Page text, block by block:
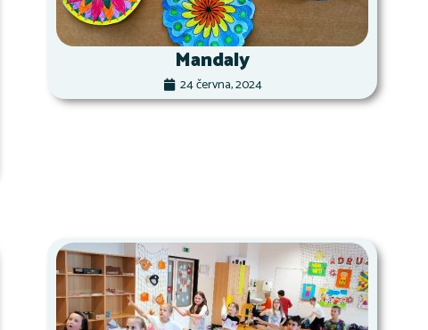
Mandaly
24 června, 2024